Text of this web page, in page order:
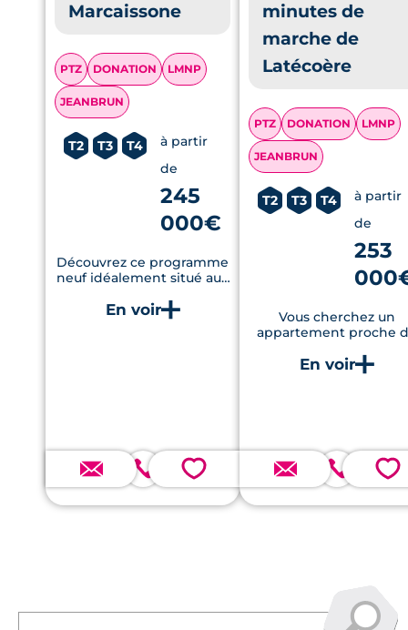
Marcaissone
PTZ DONATION LMNP
JEANBRUN
T2 T3 T4
à partir
de
245
000€
Découvrez ce programme
neuf idéalement situé aux
le quartier de Montaudran.
Il promet à ses résidents
💗
minutes de
marche de
Latécoère
PTZ DONATION LMNP
JEANBRUN
T2 T3 T4
à partir
de
253
Vous cherchez un
appartement proche
Cette résidence de
standing au cœur du
💗